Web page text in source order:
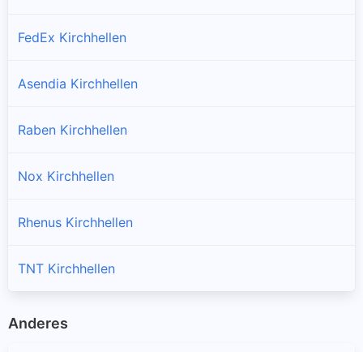
FedEx Kirchhellen
Asendia Kirchhellen
Raben Kirchhellen
Nox Kirchhellen
Rhenus Kirchhellen
TNT Kirchhellen
Anderes